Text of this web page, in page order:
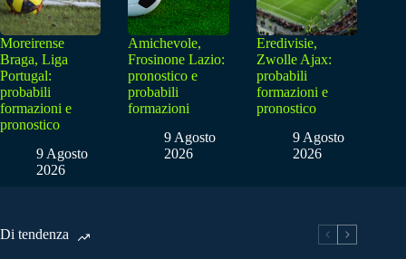
Moreirense
Braga, Liga
Portugal:
probabili
formazioni e
pronostico
9 Agosto
2026
Amichevole,
Frosinone Lazio:
pronostico e
probabili
formazioni
9 Agosto
2026
Eredivisie,
Zwolle Ajax:
probabili
formazioni e
pronostico
9 Agosto
2026
Di tendenza